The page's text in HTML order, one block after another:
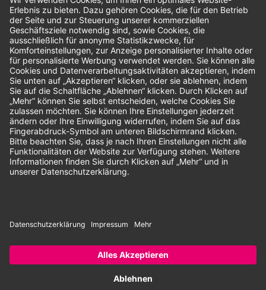
Bewertungen
Unsere Zahlungsarten:
Rechnung SEPA-Lastschrift Vorkasse